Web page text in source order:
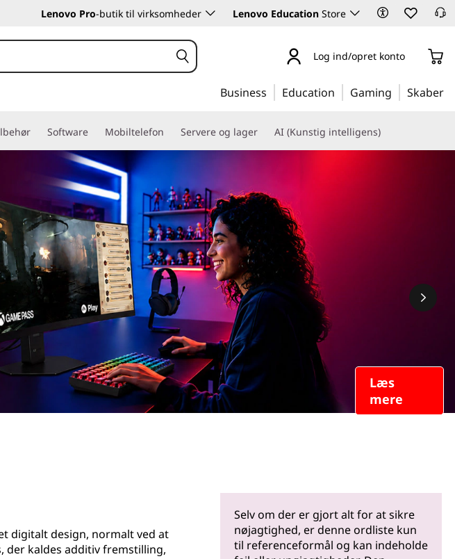
Lenovo Pro-butik til virksomheder Lenovo Education Store
Log ind/opret konto
Business Education Gaming Skaber
Software Mobiltelefon Servere og lager AI (Kunstig intelligens)
Læs
mere
digitalt design, normalt ved at
der kaldes additiv fremstilling,
Selv om der er gjort alt for at sikre
nøjagtighed, er denne ordliste kun
til referenceformål og kan indeholde